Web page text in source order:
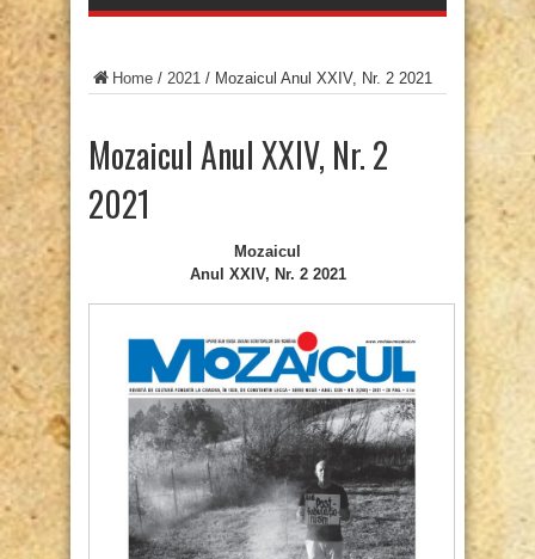
Home / 2021 / Mozaicul Anul XXIV, Nr. 2 2021
Mozaicul Anul XXIV, Nr. 2
2021
Mozaicul
Anul XXIV, Nr. 2 2021